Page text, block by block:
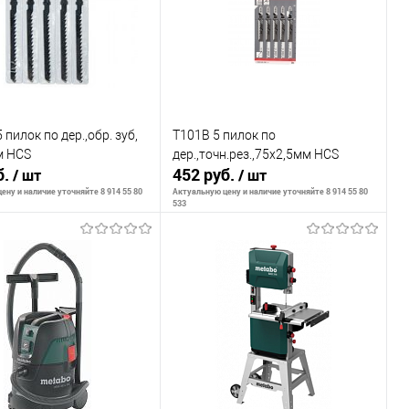
В наличии
К сравнению
В избранное
пилок по дер.,обр. зуб,
HCS
/ шт
и наличие уточняйте 8 914 55 80
В корзину
В наличии
T101B 5 пилок по
дер.,точн.рез.,75х2,5мм HCS
452 руб./ шт
Актуальную цену и наличие уточняйте 8 914 55 80
533
В корзину
К сравнению
В избранное
В наличии